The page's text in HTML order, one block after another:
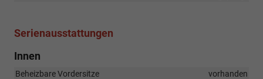
Serienausstattungen
Innen
Beheizbare Vordersitze
vorhanden